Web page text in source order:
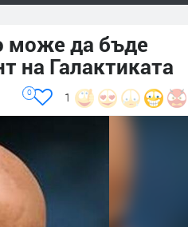
може да бъде
на Галактиката
1
0